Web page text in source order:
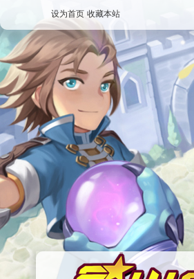
设为首页 收藏本站